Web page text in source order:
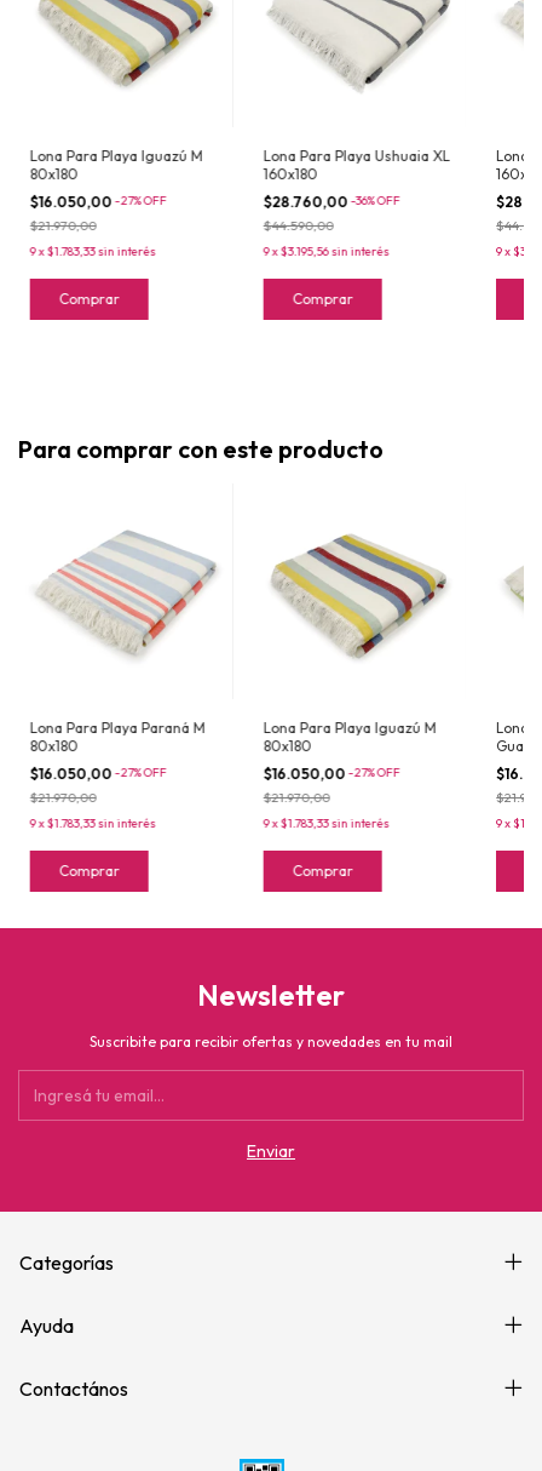
Lona Para Playa Iguazú M
80x180
$16.050,00 -27%OFF
$21.970,00
9x$1.783,33sin interés
Comprar
Lona Para Playa Ushuaia XL
160x180
$28.760,00 -36%OFF
$44.590,00
9x$3.195,56sin interés
Comprar
Lona
9x
Para comprar con este producto
Lona Para Playa Paraná M
80x180
$16.050,00 -27%OFF
$21.970,00
9x$1.783,33sin interés
Comprar
Lona Para Playa Iguazú M
80x180
$16.050,00 -27%OFF
$21.970,00
9x$1.783,33sin interés
Comprar
Lona
9x
Newsletter
Suscribite para recibir ofertas y novedades en tu mail
Categorías
Ayuda
Contactános